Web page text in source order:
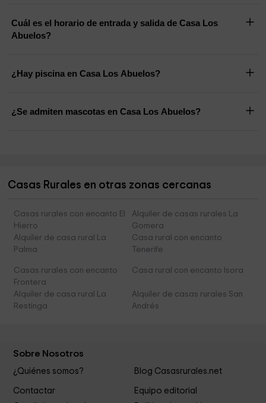
Cuál es el horario de entrada y salida de Casa Los
Abuelos?
¿Hay piscina en Casa Los Abuelos?
¿Se admiten mascotas en Casa Los Abuelos?
Casas Rurales en otras zonas cercanas
Casas rurales con encanto El
Hierro
Alquiler de casas rurales La
Gomera
Alquiler de casa rural La
Palma
Casa rural con encanto
Tenerife
Casas rurales con encanto
Frontera
Casa rural con encanto Isora
Alquiler de casa rural La
Restinga
Alquiler de casas rurales San
Andrés
Sobre Nosotros
¿Quiénes somos? Blog Casasrurales.net
Contactar
Equipo editorial